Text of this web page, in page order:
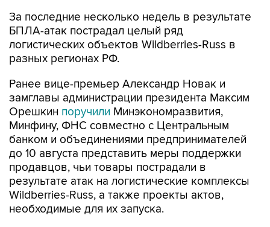
За последние несколько недель в результате
БПЛА-атак пострадал целый ряд
логистических объектов Wildberries-Russ в
разных регионах РФ.
Ранее вице-премьер Александр Новак и
замглавы администрации президента Максим
Орешкин поручили Минэкономразвития,
Минфину, ФНС совместно с Центральным
банком и объединениями предпринимателей
до 10 августа представить меры поддержки
продавцов, чьи товары пострадали в
результате атак на логистические комплексы
Wildberries-Russ, а также проекты актов,
необходимые для их запуска.